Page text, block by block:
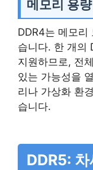
메모리 용
DDR4는 메모리
습니다. 한 개의
지원하므로, 전
있는 가능성을
리나 가상화 환
습니다.
DDR5: